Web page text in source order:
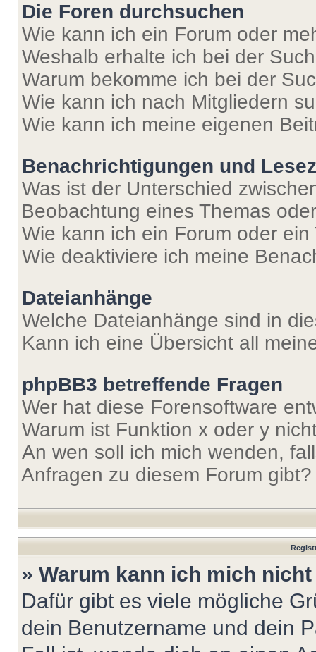
Die Foren durchsuchen
Wie kann ich ein Forum oder
Weshalb erhalte ich bei der
Warum bekomme ich bei der
Wie kann ich nach Mitgliedern
Wie kann ich meine eigenen
Benachrichtigungen und
Was ist der Unterschied
Beobachtung eines Themas
Wie kann ich ein Forum oder
Wie deaktiviere ich meine
Dateianhänge
Welche Dateianhänge sind in
Kann ich eine Übersicht all
phpBB3 betreffende Fragen
Wer hat diese Forensoftware
Warum ist Funktion x oder y
An wen soll ich mich wenden,
Anfragen zu diesem Forum gibt?
» Warum kann ich mich
Dafür gibt es viele mögliche
dein Benutzername und dein